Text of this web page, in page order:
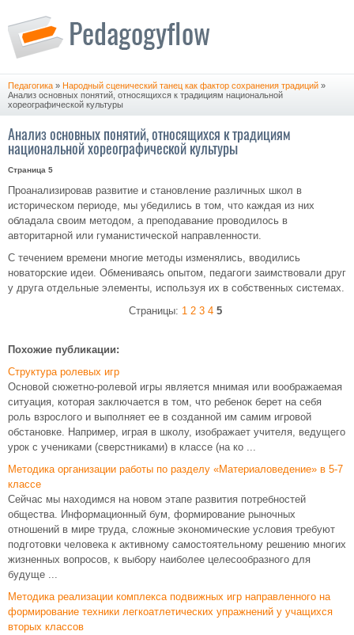
Педагогика » Народный сценический танец как фактор сохранения традиций »
Анализ основных понятий, относящихся к традициям национальной
хореографической культуры
Анализ основных понятий, относящихся к традициям
национальной хореографической культуры
Страница 5
Проанализировав развитие и становление различных школ в
историческом периоде, мы убедились в том, что каждая из них
обладала своим методом, а преподавание проводилось в
авторитарной или гуманистической направленности.
С течением времени многие методы изменялись, вводились
новаторские идеи. Обмениваясь опытом, педагоги заимствовали друг
у друга отдельные элементы, используя их в собственных системах.
Страницы: 1 2 3 4 5
Похожие публикации:
Структура ролевых игр
Основой сюжетно-ролевой игры явля­ется мнимая или воображаемая
ситуация, которая заклю­чается в том, что ребенок берет на себя
роль взрослого и выполняет ее в созданной им самим игровой
обстановке. Например, играя в школу, изображает учителя, ведущего
урок с учениками (сверстниками) в классе (на ко ...
Методика организации работы по разделу «Материаловедение» в 5-7
классе
Сейчас мы находимся на новом этапе развития потребностей
общества. Информационный бум, формирование рыночных
отношений в мире труда, сложные экономические условия требуют
подготовки человека к активному самостоятельному решению многих
жизненных вопросов, к выбору наиболее целесообразного для
будуще ...
Методика реализации комплекса подвижных игр направленного на
формирование техники легкоатлетических упражнений у учащихся
вторых классов